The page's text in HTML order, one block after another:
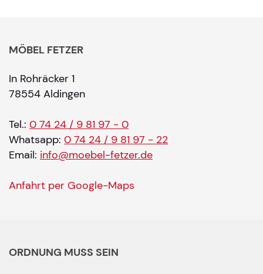
MÖBEL FETZER
In Rohräcker 1
78554 Aldingen
Tel.: 0 74 24 / 9 81 97 - 0
Whatsapp: 0 74 24 / 9 81 97 - 22
Email: info@moebel-fetzer.de
Anfahrt per Google-Maps
ORDNUNG MUSS SEIN